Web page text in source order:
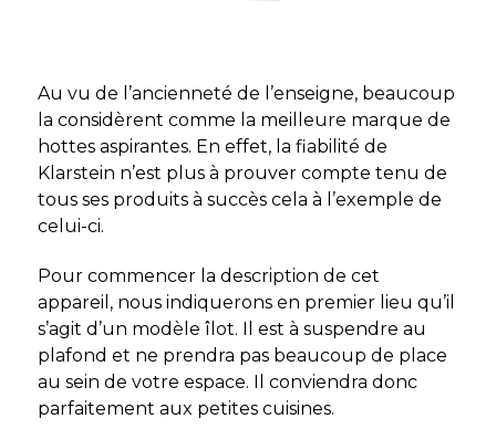
Au vu de l’ancienneté de l’enseigne, beaucoup
la considèrent comme la meilleure marque de
hottes aspirantes. En effet, la fiabilité de
Klarstein n’est plus à prouver compte tenu de
tous ses produits à succès cela à l’exemple de
celui-ci.
Pour commencer la description de cet
appareil, nous indiquerons en premier lieu qu’il
s’agit d’un modèle îlot. Il est à suspendre au
plafond et ne prendra pas beaucoup de place
au sein de votre espace. Il conviendra donc
parfaitement aux petites cuisines.